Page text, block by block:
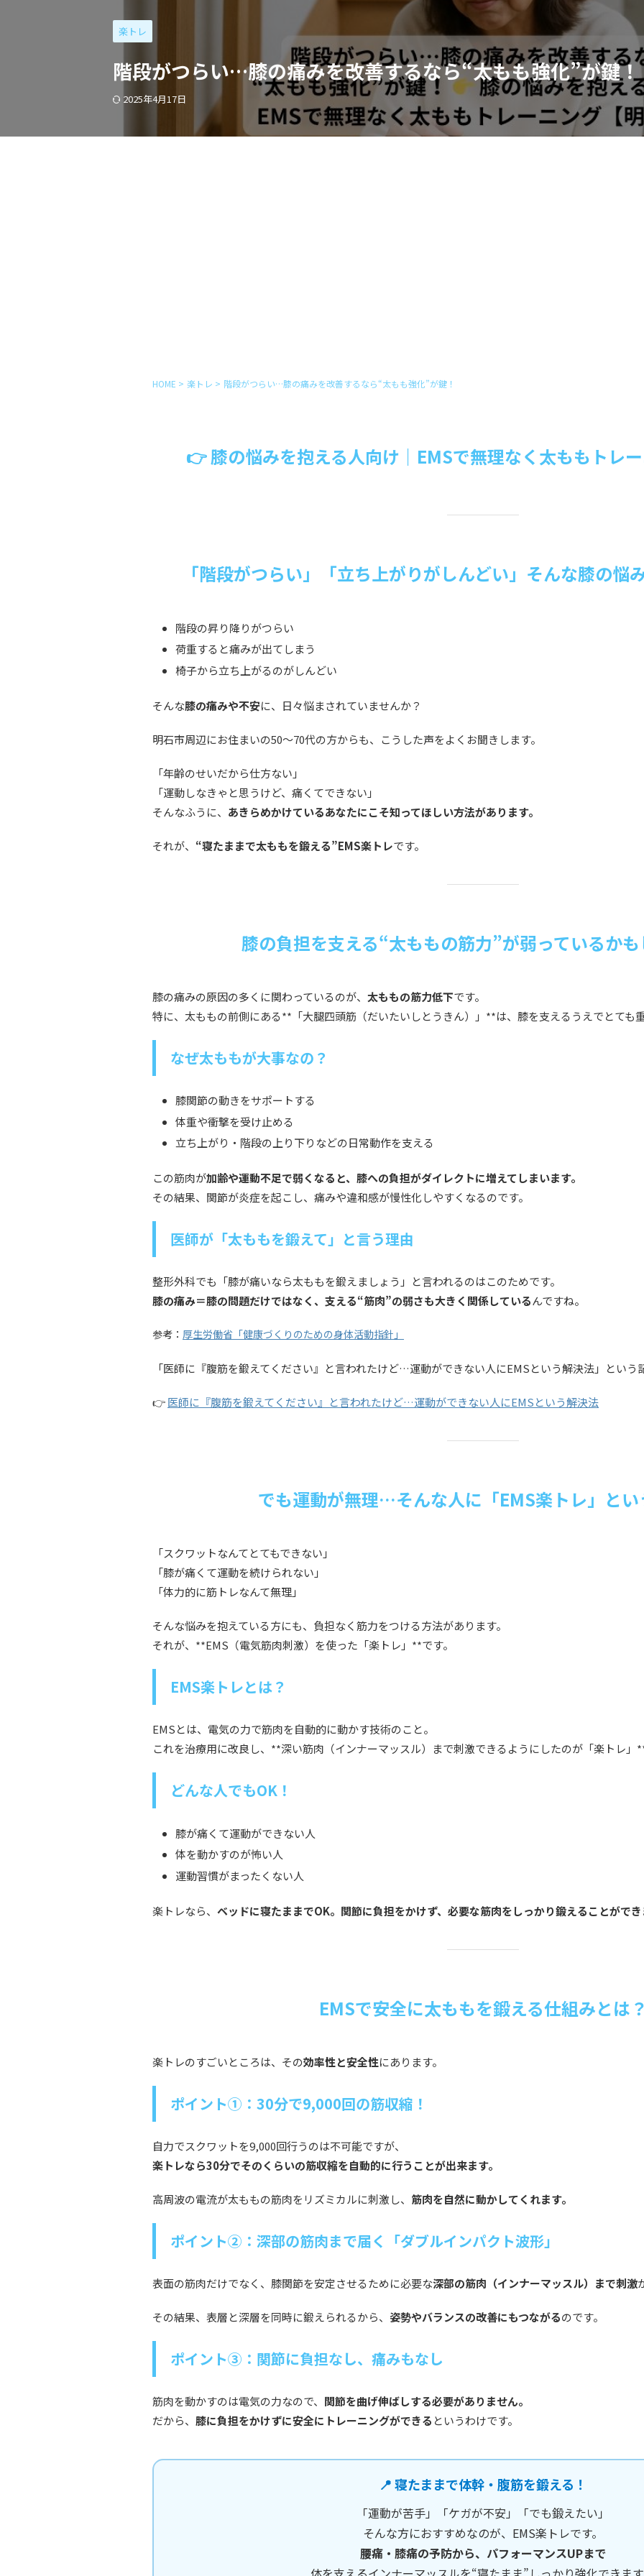
楽トレ
階段がつらい…膝の痛みを改善するなら“太もも強化”が鍵！
2025年4月17日
HOME > 楽トレ > 階段がつらい…膝の痛みを改善するなら“太もも強化”が鍵！
👉 膝の悩みを抱える人向け｜EMSで無理なく太ももトレー
「階段がつらい」「立ち上がりがしんどい」そんな膝の悩
階段の昇り降りがつらい
荷重すると痛みが出てしまう
椅子から立ち上がるのがしんどい
そんな膝の痛みや不安に、日々悩まされていませんか？
明石市周辺にお住まいの50〜70代の方からも、こうした声をよくお聞きします。
「年齢のせいだから仕方ない」
「運動しなきゃと思うけど、痛くてできない」
そんなふうに、 あきらめかけているあなたにこそ知ってほしい方法があります。
それが、 “寝たままで太ももを鍛える”EMS楽トレです。
膝の負担を支える“太ももの筋力”が弱っているか
膝の痛みの原因の多くに関わっているのが、 太ももの筋力低下です。
特に、太ももの前側にある**「大腿四頭筋（だいたいしとうきん）」**は、膝を支えるうえでとても
なぜ太ももが大事なの？
膝関節の動きをサポートする
体重や衝撃を受け止める
立ち上がり・階段の上り下りなどの日常動作を支える
この筋肉が加齢や運動不足で弱くなると、膝への負担がダイレクトに増えてしまいます。
その結果、関節が炎症を起こし、痛みや違和感が慢性化しやすくなるのです。
医師が「太ももを鍛えて」と言う理由
整形外科でも「膝が痛いなら太ももを鍛えましょう」と言われるのはこのためです。
膝の痛み＝膝の問題だけではなく、支える“筋肉”の弱さも大きく関係しているんですね。
参考： 厚生労働省「健康づくりのための身体活動指針」
「医師に『腹筋を鍛えてください』と言われたけど…運動ができない人にEMSという解決法」という
👉医師に『腹筋を鍛えてください』と言われたけど…運動ができない人にEMSという解決法
でも運動が無理…そんな人に「EMS楽トレ」と
「スクワットなんてとてもできない」
「膝が痛くて運動を続けられない」
「体力的に筋トレなんて無理」
そんな悩みを抱えている方にも、負担なく筋力をつける方法があります。
それが、**EMS（電気筋肉刺激）を使った「楽トレ」**です。
EMS楽トレとは？
EMSとは、電気の力で筋肉を自動的に動かす技術のこと。
これを治療用に改良し、**深い筋肉（インナーマッスル）まで刺激できるようにしたのが「楽トレ」**
どんな人でもOK！
膝が痛くて運動ができない人
体を動かすのが怖い人
運動習慣がまったくない人
楽トレなら、 ベッドに寝たままでOK。関節に負担をかけず、必要な筋肉をしっかり鍛えることができ
EMSで安全に太ももを鍛える仕組みとは？
楽トレのすごいところは、その効率性と安全性にあります。
ポイント①：30分で9,000回の筋収縮！
自力でスクワットを9,000回行うのは不可能ですが、
楽トレなら30分でそのくらいの筋収縮を自動的に行うことが出来ます。
高周波の電流が太ももの筋肉をリズミカルに刺激し、 筋肉を自然に動かしてくれます。
ポイント②：深部の筋肉まで届く「ダブルインパクト波形」
表面の筋肉だけでなく、膝関節を安定させるために必要な深部の筋肉（インナーマッスル）まで刺激
その結果、表層と深層を同時に鍛えられるから、 姿勢やバランスの改善にもつながるのです。
ポイント③：関節に負担なし、痛みもなし
筋肉を動かすのは電気の力なので、 関節を曲げ伸ばしする必要がありません。
だから、 膝に負担をかけずに安全にトレーニングができる というわけです。
📍 寝たままで体幹・腹筋を鍛える！
「運動が苦手」「ケガが不安」「でも鍛えたい」
そんな方におすすめなのが、EMS楽トレです。
腰痛・膝痛の予防から、パフォーマンスUPまで